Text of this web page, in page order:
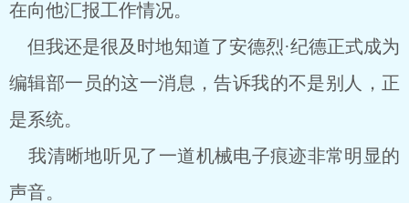
在向他汇报工作情况。
但我还是很及时地知道了安德烈·纪德正式成为
编辑部一员的这一消息，告诉我的不是别人，正
是系统。
我清晰地听见了一道机械电子痕迹非常明显的
声音。